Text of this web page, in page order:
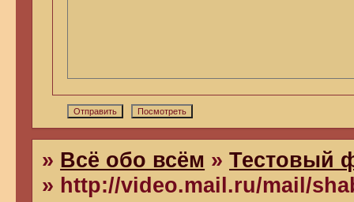
» Всё обо всём »Тестовый
» http://video.mail.ru/mail/